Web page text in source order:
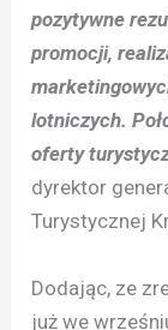
pozytywne
promocji,
lotniczych.
oferty
dyrektor
Turystycznej
Dodając, ze
już we